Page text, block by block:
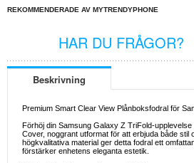
REKOMMENDERADE AV MYTRENDYPHONE
HAR DU FRÅGOR?
Beskrivning
Premium Smart Clear View Plånboksfodral för
Förhöj din Samsung Galaxy Z TriFold-
Cover, noggrant utformat för att erbjuda både stil
högkvalitativa material ger detta fodral ett
förstärker enhetens eleganta estetik.